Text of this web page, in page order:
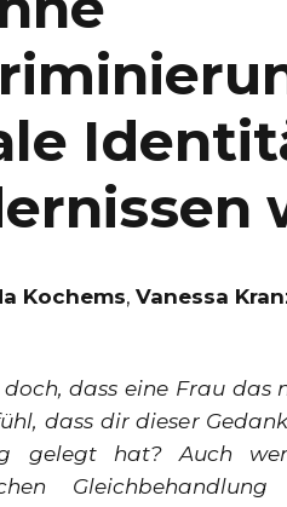
Kochems, Vanessa
doch, dass eine Frau das
dass dir dieser
gelegt hat? Auch